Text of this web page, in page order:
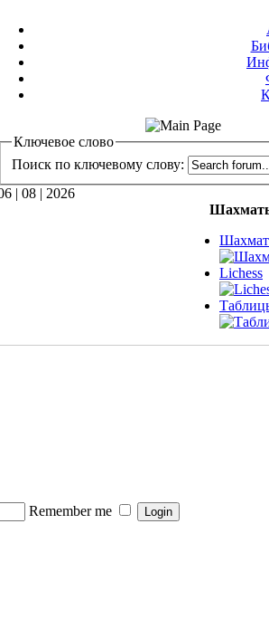
Ключевое слово
Поиск по ключевому слову:
| 08 | 2026
Lichess
Remember me